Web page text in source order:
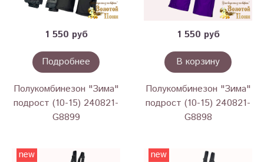
1 550 руб
Подробнее
Полукомбинезон "Зима"
подрост (10-15) 240821-
G8899
1 550 руб
В корзину
Полукомбинезон "Зима"
подрост (10-15) 240821-
G8898
new new